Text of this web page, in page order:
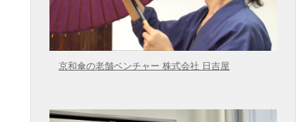
京和傘の老舗ベンチャー 株式会社 日吉屋